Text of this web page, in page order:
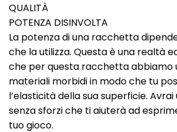
QUALITÀ
POTENZA DISINVOLTA
La potenza di una racchetta
che la utilizza. Questa è una realtà
che per questa racchetta abbiamo
materiali morbidi in modo che tu
l’elasticità della sua superficie.
senza sforzi che ti aiuterà ad
tuo gioco.